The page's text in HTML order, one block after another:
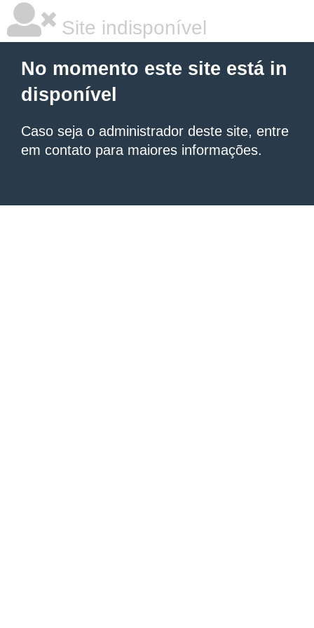
Site indisponível
No momento este site está in
disponível
Caso seja o administrador deste site, entre
em contato para maiores informações.